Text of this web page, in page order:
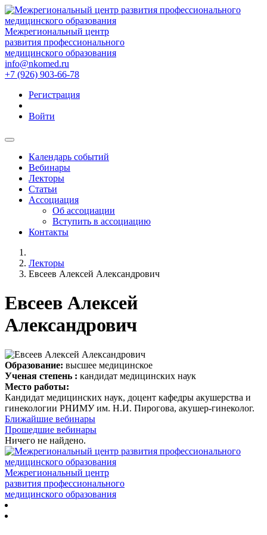
Межрегиональный центр
развития профессионального
медицинского образования
info@nkomed.ru
+7 (926) 903-66-78
Регистрация
Войти
Календарь событий
Вебинары
Лекторы
Статьи
Ассоциация
Об ассоциации
Вступить в ассоциацию
Контакты
Лекторы
Евсеев Алексей Александрович
Евсеев Алексей
Александрович
Образование: высшее медицинское
Ученая степень : кандидат медицинских наук
Место работы:
Кандидат медицинских наук, доцент кафедры акушерства и
гинекологии РНИМУ им. Н.И. Пирогова, акушер-гинеколог.
Ближайшие вебинары
Прошедшие вебинары
Ничего не найдено.
Межрегиональный центр
развития профессионального
медицинского образования